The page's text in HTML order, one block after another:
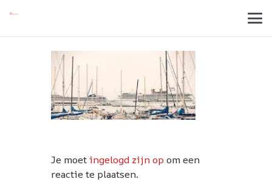
Je moetingelogd zijn op om een
reactie te plaatsen.